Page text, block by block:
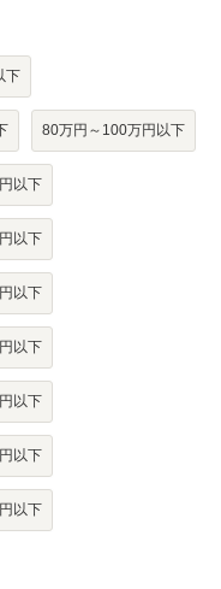
下
80万円～100万円以下
以下
以下
以下
以下
以下
以下
以下